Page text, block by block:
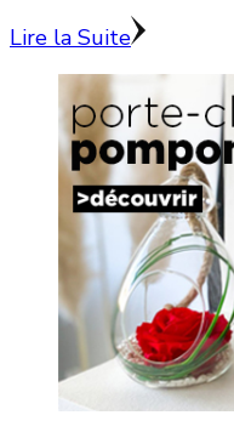
Lire la Suite